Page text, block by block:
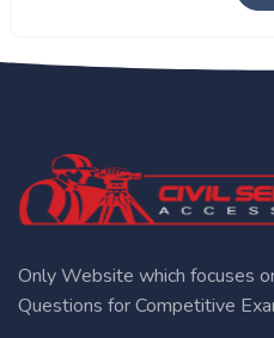
Only Website which focuses
Questions for Competitive